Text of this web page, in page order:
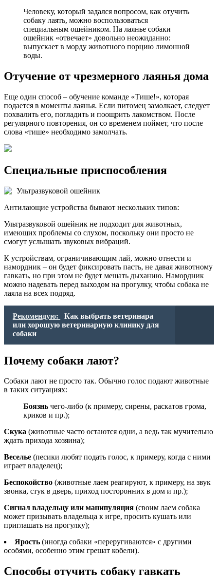
Человеку, который задался вопросом, как отучить
собаку лаять, можно воспользоваться
специальным ошейником. На лаянье собаки
ошейник «отвечает» довольно неожиданно:
выпускает в морду животного порцию лимонной
воды.
Отучение от чрезмерного лаянья дома
Еще один способ – обучение команде «Тише!», которая
подается в моменты лаянья. Если питомец замолкает, следует
похвалить его, погладить и поощрить лакомством. После
регулярного повторения, он со временем поймет, что после
слова «тише» необходимо замолчать.
Специальные приспособления
Ультразвуковой ошейник
Антилающие устройства бывают нескольких типов:
Ультразвуковой ошейник не подходит для животных,
имеющих проблемы со слухом, поскольку они просто не
смогут услышать звуковых вибраций.
К устройствам, ограничивающим лай, можно отнести и
намордник – он будет фиксировать пасть, не давая животному
гавкать, но при этом не будет мешать дыханию. Намордник
можно надевать перед выходом на прогулку, чтобы собака не
лаяла на всех подряд.
Рекомендую:
Как выбрать ветеринара
или хорошую ветеринарную клинику для
собаки
Почему собаки лают?
Собаки лают не просто так. Обычно голос подают животные
в таких ситуациях:
Боязнь чего-либо (к примеру, сирены, раскатов грома,
криков и пр.);
Скука (животные часто остаются одни, а ведь так мучительно
ждать прихода хозяина);
Веселье (песики любят подать голос, к примеру, когда с ними
играет владелец);
Беспокойство (животные лаем реагируют, к примеру, на звук
звонка, стук в дверь, приход посторонних в дом и пр.);
Сигнал владельцу или манипуляция (своим лаем собака
может призывать владельца к игре, просить кушать или
приглашать на прогулку);
Ярость (иногда собаки «переругиваются» с другими
особями, особенно этим грешат кобели).
Способы отучить собаку гавкать